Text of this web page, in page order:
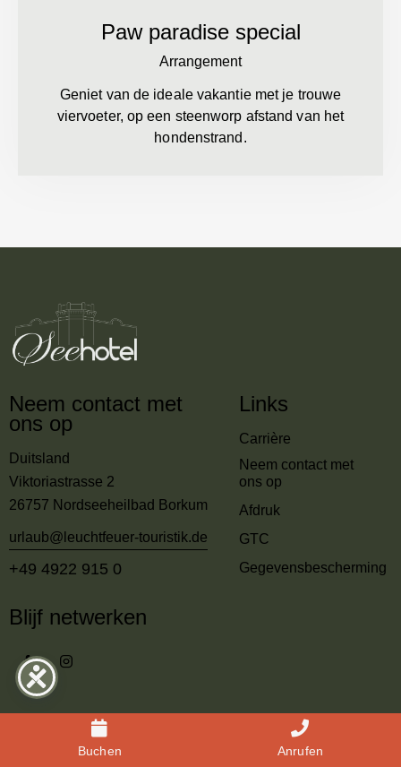
Paw paradise special
Arrangement
Geniet van de ideale vakantie met je trouwe
viervoeter, op een steenworp afstand van het
hondenstrand.
Neem contact met
ons op
Duitsland
Viktoriastrasse 2
26757 Nordseeheilbad Borkum
urlaub@leuchtfeuer-touristik.de
+49 4922 915 0
Links
Carrière
Neem contact met
ons op
Afdruk
GTC
Gegevensbescherming
Blijf netwerken
Seehotel Borkum © 2025 Alle rechten voorbehouden.
Buchen Anrufen